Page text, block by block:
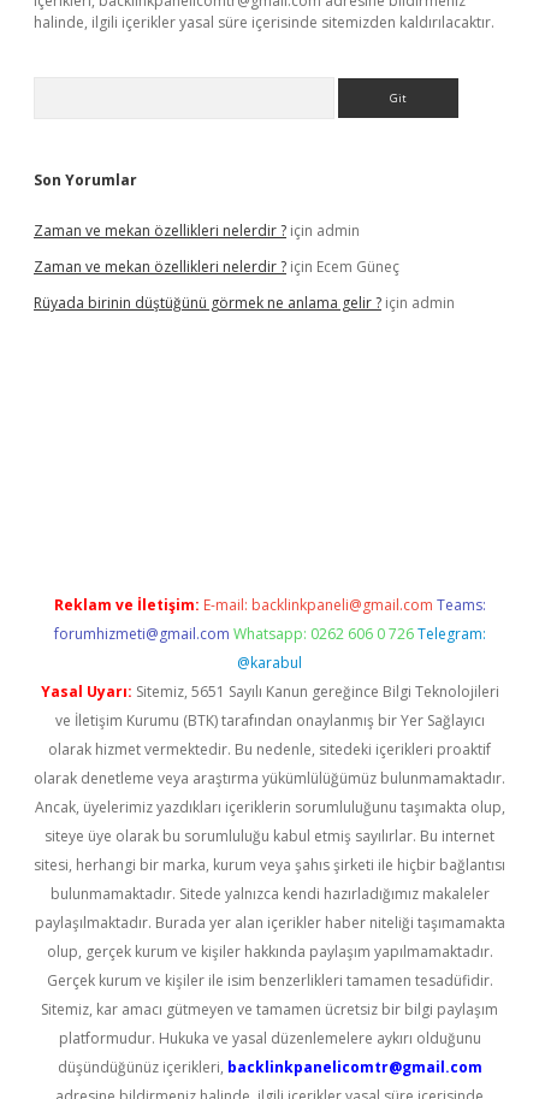
halinde, ilgili içerikler yasal süre içerisinde sitemizden kaldırılacaktır.
Son Yorumlar
Zaman ve mekan özellikleri nelerdir ? için admin
Zaman ve mekan özellikleri nelerdir ? için Ecem Güneç
Rüyada birinin düştüğünü görmek ne anlama gelir ? için admin
Reklam ve İletişim: E-mail: backlinkpaneli@gmail.com Teams:
forumhizmeti@gmail.com Whatsapp: 0262 606 0 726 Telegram:
@karabul
Yasal Uyarı: Sitemiz, 5651 Sayılı Kanun gereğince Bilgi Teknolojileri
ve İletişim Kurumu (BTK) tarafından onaylanmış bir Yer Sağlayıcı
olarak hizmet vermektedir. Bu nedenle, sitedeki içerikleri proaktif
olarak denetleme veya araştırma yükümlülüğümüz bulunmamaktadır.
Ancak, üyelerimiz yazdıkları içeriklerin sorumluluğunu taşımakta olup,
siteye üye olarak bu sorumluluğu kabul etmiş sayılırlar. Bu internet
sitesi, herhangi bir marka, kurum veya şahıs şirketi ile hiçbir bağlantısı
bulunmamaktadır. Sitede yalnızca kendi hazırladığımız makaleler
paylaşılmaktadır. Burada yer alan içerikler haber niteliği taşımamakta
olup, gerçek kurum ve kişiler hakkında paylaşım yapılmamaktadır.
Gerçek kurum ve kişiler ile isim benzerlikleri tamamen tesadüfidir.
Sitemiz, kar amacı gütmeyen ve tamamen ücretsiz bir bilgi paylaşım
platformudur. Hukuka ve yasal düzenlemelere aykırı olduğunu
düşündüğünüz içerikleri, backlinkpanelicomtr@gmail.com